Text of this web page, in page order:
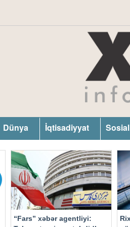
Dünya İqtisadiyyat Sosial
“Fars” xəbər agentliyi: